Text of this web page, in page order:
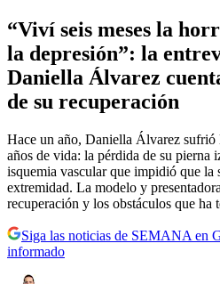
“Viví seis meses la
la depresión”: la
Daniella Álvarez
de su recuperación
Hace un año, Daniella Álvarez sufrió
años de vida: la pérdida de su pierna
isquemia vascular que impidió que la
extremidad. La modelo y
recuperación y los obstáculos que ha
Siga las noticias de SEMANA en
informado